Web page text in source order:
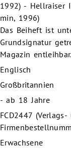
1992) - Hellraiser
min, 1996)
Das Beiheft ist
Grundsignatur
Magazin entleihbar.
Englisch
Großbritannien
- ab 18 Jahre
FCD2447 (Verlags-
Erwachsene